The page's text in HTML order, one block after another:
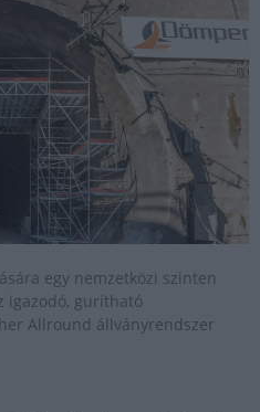
egy nemzetközi szinten
igazodó, gurítható
Allround állványrendszer